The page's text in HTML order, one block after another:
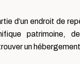
d’un endroit de
patrimoine,
un